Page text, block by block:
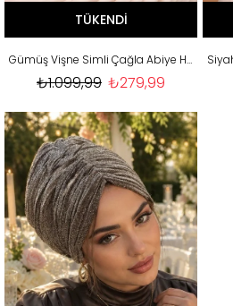
TÜKENDI
Gümüş Vişne Simli Çağla Abiye Hazır Türban Bone
₺279,99
₺1.099,99